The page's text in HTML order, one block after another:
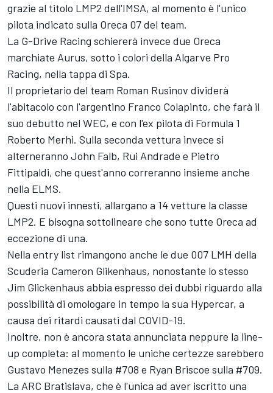
grazie al titolo LMP2 dell'IMSA, al momento è l'unico
pilota indicato sulla Oreca 07 del team.
La G-Drive Racing schiererà invece due Oreca
marchiate Aurus, sotto i colori della Algarve Pro
Racing, nella tappa di Spa.
Il proprietario del team Roman Rusinov dividerà
l'abitacolo con l'argentino Franco Colapinto, che farà il
suo debutto nel WEC, e con l'ex pilota di Formula 1
Roberto Merhi. Sulla seconda vettura invece si
alterneranno John Falb, Rui Andrade e Pietro
Fittipaldi, che quest'anno correranno insieme anche
nella ELMS.
Questi nuovi innesti, allargano a 14 vetture la classe
LMP2. E bisogna sottolineare che sono tutte Oreca ad
eccezione di una.
Nella entry list rimangono anche le due 007 LMH della
Scuderia Cameron Glikenhaus, nonostante lo stesso
Jim Glickenhaus abbia espresso dei dubbi riguardo alla
possibilità di omologare in tempo la sua Hypercar, a
causa dei ritardi causati dal COVID-19.
Inoltre, non è ancora stata annunciata neppure la line-
up completa: al momento le uniche certezze sarebbero
Gustavo Menezes sulla #708 e Ryan Briscoe sulla #709.
La ARC Bratislava, che è l'unica ad aver iscritto una